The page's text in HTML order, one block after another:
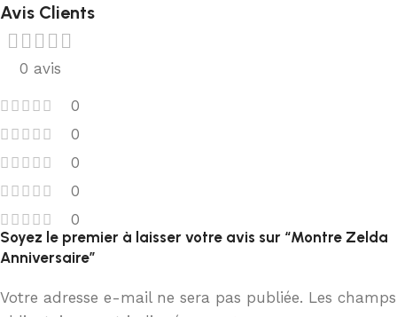
Avis Clients
0 avis
0
0
0
0
0
Soyez le premier à laisser votre avis sur “Montre Zelda
Anniversaire”
Votre adresse e-mail ne sera pas publiée. Les champs